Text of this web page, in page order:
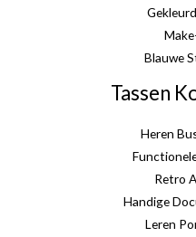
Blauwe
Tassen
Heren
Retro
Handige
Leren